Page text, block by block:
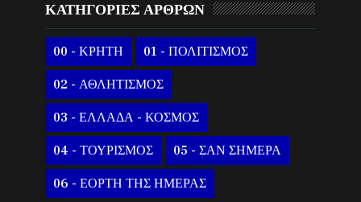
ΚΑΤΗΓΟΡΙΕΣ ΑΡΘΡΩΝ
00 - ΚΡΗΤΗ 01 - ΠΟΛΙΤΙΣΜΟΣ
02 - ΑΘΛΗΤΙΣΜΟΣ
03 - ΕΛΛΑΔΑ - ΚΟΣΜΟΣ
04 - ΤΟΥΡΙΣΜΟΣ 05 - ΣΑΝ ΣΗΜΕΡΑ
06 - ΕΟΡΤΗ ΤΗΣ ΗΜΕΡΑΣ